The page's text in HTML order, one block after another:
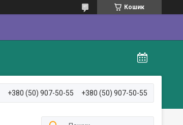
Кошик
+380 (50) 907-50-55 +380 (50) 907-50-55